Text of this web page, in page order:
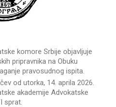
komore Srbije objavljuje
pripravnika na Obuku
pravosudnog ispita.
od utorka, 14. aprila 2026.
akademije Advokatske
sprat.